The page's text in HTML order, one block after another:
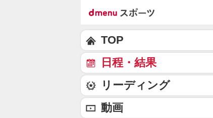
TOP
日程・結果
リーディング
動画